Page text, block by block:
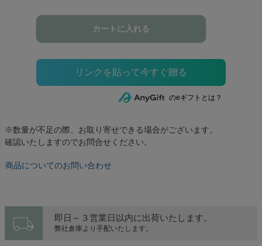
カートに入れる
のeギフトとは？
※数量が不足の際、お取り寄せできる場合がございます。
確認いたしますのでお問合せください。
商品についてのお問い合わせ
local_shipping 即日～３営業日以内に出荷いたします。
弊社倉庫より手配いたします。